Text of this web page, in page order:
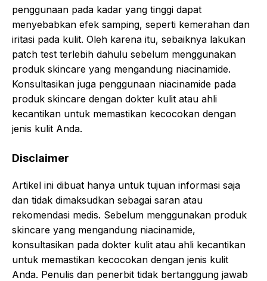
penggunaan pada kadar yang tinggi dapat
menyebabkan efek samping, seperti kemerahan dan
iritasi pada kulit. Oleh karena itu, sebaiknya lakukan
patch test terlebih dahulu sebelum menggunakan
produk skincare yang mengandung niacinamide.
Konsultasikan juga penggunaan niacinamide pada
produk skincare dengan dokter kulit atau ahli
kecantikan untuk memastikan kecocokan dengan
jenis kulit Anda.
Disclaimer
Artikel ini dibuat hanya untuk tujuan informasi saja
dan tidak dimaksudkan sebagai saran atau
rekomendasi medis. Sebelum menggunakan produk
skincare yang mengandung niacinamide,
konsultasikan pada dokter kulit atau ahli kecantikan
untuk memastikan kecocokan dengan jenis kulit
Anda. Penulis dan penerbit tidak bertanggung jawab